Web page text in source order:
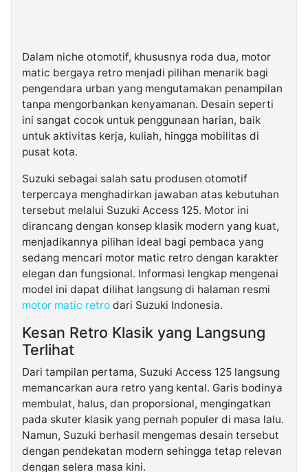
Dalam niche otomotif, khususnya roda dua, motor
matic bergaya retro menjadi pilihan menarik bagi
pengendara urban yang mengutamakan penampilan
tanpa mengorbankan kenyamanan. Desain seperti
ini sangat cocok untuk penggunaan harian, baik
untuk aktivitas kerja, kuliah, hingga mobilitas di
pusat kota.
Suzuki sebagai salah satu produsen otomotif
terpercaya menghadirkan jawaban atas kebutuhan
tersebut melalui Suzuki Access 125. Motor ini
dirancang dengan konsep klasik modern yang kuat,
menjadikannya pilihan ideal bagi pembaca yang
sedang mencari motor matic retro dengan karakter
elegan dan fungsional. Informasi lengkap mengenai
model ini dapat dilihat langsung di halaman resmi
motor matic retro dari Suzuki Indonesia.
Kesan Retro Klasik yang Langsung
Terlihat
Dari tampilan pertama, Suzuki Access 125 langsung
memancarkan aura retro yang kental. Garis bodinya
membulat, halus, dan proporsional, mengingatkan
pada skuter klasik yang pernah populer di masa lalu.
Namun, Suzuki berhasil mengemas desain tersebut
dengan pendekatan modern sehingga tetap relevan
dengan selera masa kini.